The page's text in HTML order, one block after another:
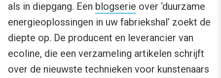
als in diepgang. Een blogserie over ‘duurzame
energieoplossingen in uw fabriekshal’ zoekt de
diepte op. De producent en leverancier van
ecoline, die een verzameling artikelen schrijft
over de nieuwste technieken voor kunstenaars